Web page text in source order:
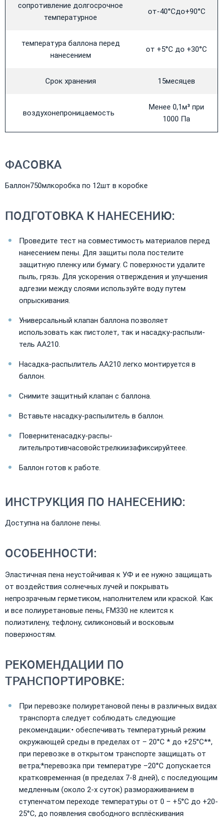
сопротивление долгосрочное
температурное
от-40°Сдо+90°С
температура баллона перед
нанесением
от +5°С до +30°С
Срок хранения 15месяцев
воздухонепроницаемость
Менее 0,1м³ при
1000 Па
ФАСОВКА
Баллон750млкоробка по 12шт в коробке
ПОДГОТОВКА К НАНЕСЕНИЮ:
Проведите тест на совместимость материалов перед
нанесением пены. Для защиты пола постелите
защитную пленку или бумагу. С поверхности удалите
пыль, грязь. Для ускорения отверждения и улучшения
адгезии между слоями используйте воду путем
опрыскивания.
Универсальный клапан баллона позволяет
использовать как пистолет, так и насадку-распыли-
тель АА210.
Насадка-распылитель АА210 легко монтируется в
баллон.
Снимите защитный клапан с баллона.
Вставьте насадку-распылитель в баллон.
Повернитенасадку-распы-
лительпротивчасовойстрелкиизафиксируйтеее.
Баллон готов к работе.
ИНСТРУКЦИЯ ПО НАНЕСЕНИЮ:
Доступна на баллоне пены.
ОСОБЕННОСТИ:
Эластичная пена неустойчивая к УФ и ее нужно защищать
от воздействия солнечных лучей и покрывать
непрозрачным герметиком, наполнителем или краской. Как
и все полиуретановые пены, FM330 не клеится к
полиэтилену, тефлону, силиконовый и восковым
поверхностям.
РЕКОМЕНДАЦИИ ПО
ТРАНСПОРТИРОВКЕ:
При перевозке полиуретановой пены в различных видах
транспорта следует соблюдать следующие
рекомендации:• обеспечивать температурный режим
окружающей среды в пределах от – 20°С * до +25°С**,
при перевозке в открытом транспорте защищать от
ветра;*перевозка при температуре –20°С допускается
кратковременная (в пределах 7-8 дней), с последующим
медленным (около 2-х суток) размораживанием в
ступенчатом переходе температуры от 0 – +5°С до +20-
25°С, до появления свободного всплёскивания